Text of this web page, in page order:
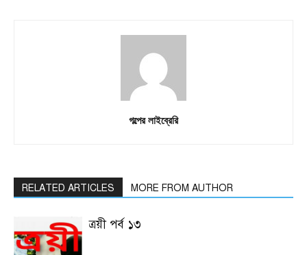
গল্পের লাইব্রেরি
RELATED ARTICLES MORE FROM AUTHOR
ত্রয়ী পর্ব ১৩